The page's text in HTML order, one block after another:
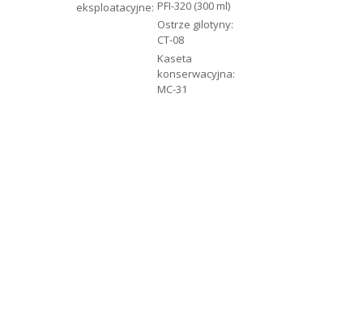
eksploatacyjne: PFI-320 (300 ml)
Ostrze gilotyny:
CT-08
Kaseta
konserwacyjna:
MC-31